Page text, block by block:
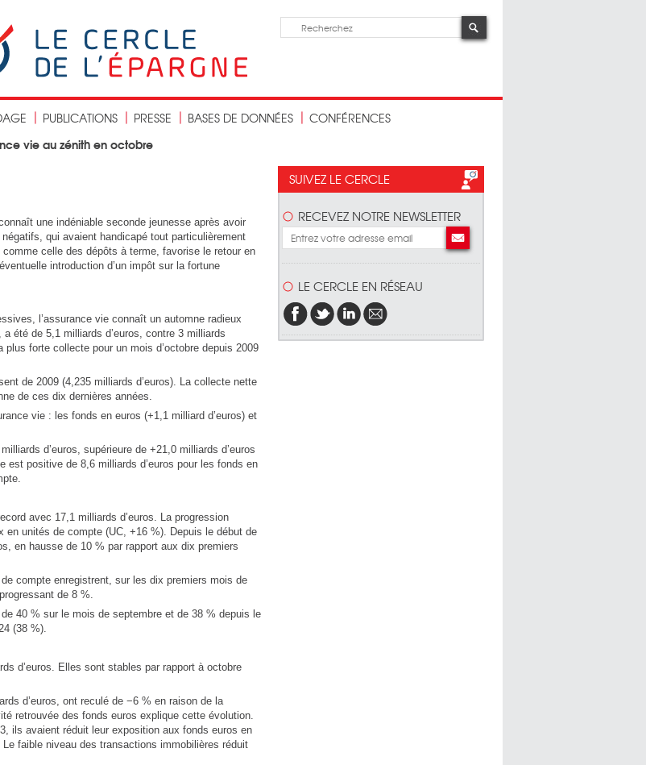
PUBLICATIONS PRESSE BASES DE DONNÉES
CONFÉRENCES
vie au zénith en octobre
une indéniable seconde jeunesse après avoir
qui avaient handicapé tout particulièrement
celle des dépôts à terme, favorise le retour en
introduction d’un impôt sur la fortune
l’assurance vie connaît un automne radieux
été de 5,1 milliards d’euros, contre 3 milliards
plus forte collecte pour un mois d’octobre depuis 2009
de 2009 (4,235 milliards d’euros). La collecte nette
de ces dix dernières années.
vie : les fonds en euros (+1,1 milliard d’euros) et
d’euros, supérieure de +21,0 milliards d’euros
positive de 8,6 milliards d’euros pour les fonds en
avec 17,1 milliards d’euros. La progression
unités de compte (UC, +16 %). Depuis le début de
en hausse de 10 % par rapport aux dix premiers
compte enregistrent, sur les dix premiers mois de
de 8 %.
40 % sur le mois de septembre et de 38 % depuis le
(38 %).
d’euros. Elles sont stables par rapport à octobre
d’euros, ont reculé de −6 % en raison de la
retrouvée des fonds euros explique cette évolution.
ils avaient réduit leur exposition aux fonds euros en
faible niveau des transactions immobilières réduit
SUIVEZ LE CERCLE
RECEVEZ NOTRE NEWSLETTER
LE CERCLE EN RÉSEAU